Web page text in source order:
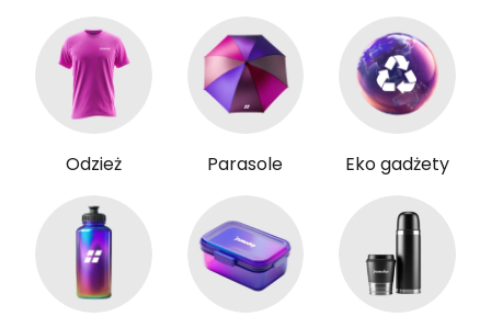
Odzież Parasole Eko gadżety